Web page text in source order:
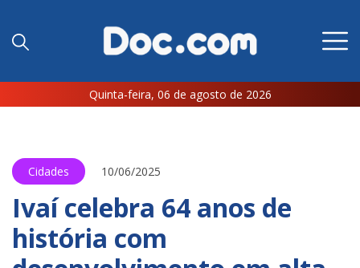
Quinta-feira, 06 de agosto de 2026
Cidades 10/06/2025
Ivaí celebra 64 anos de
história com